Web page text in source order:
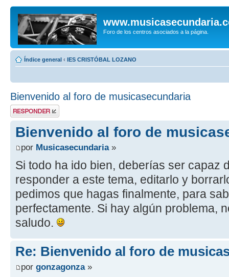
Foro de los centros asociados a la página.
Índice general ‹ IES CRISTÓBAL LOZANO
Bienvenido al foro de musicasecundaria
Publicar una
respuesta
Bienvenido al foro de
por Musicasecundaria»
Si todo ha ido bien, deberías ser capaz
responder a este tema, editarlo y
pedimos que hagas finalmente, para
perfectamente. Si hay algún problema,
saludo.
Re: Bienvenido al foro de
por gonzagonza»